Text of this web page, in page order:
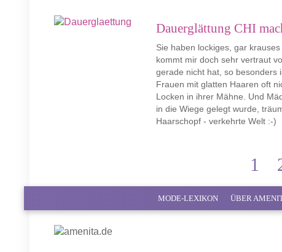
Dauerglättung CHI
Sie haben lockiges, gar
kommt mir doch sehr vertraut
gerade nicht hat, so
Frauen mit glatten Haaren oft
Locken in ihrer Mähne. Und
in die Wiege gelegt wurde,
Haarschopf - verkehrte Welt :-)
1
MODE-LEXIKON ÜBER